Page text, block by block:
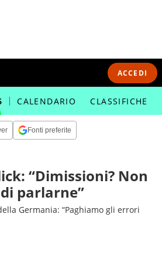
ACCEDI
CALENDARIO CLASSIFICHE
Fonti preferite
“Dimissioni? Non
parlarne”
Germania: “Paghiamo gli errori